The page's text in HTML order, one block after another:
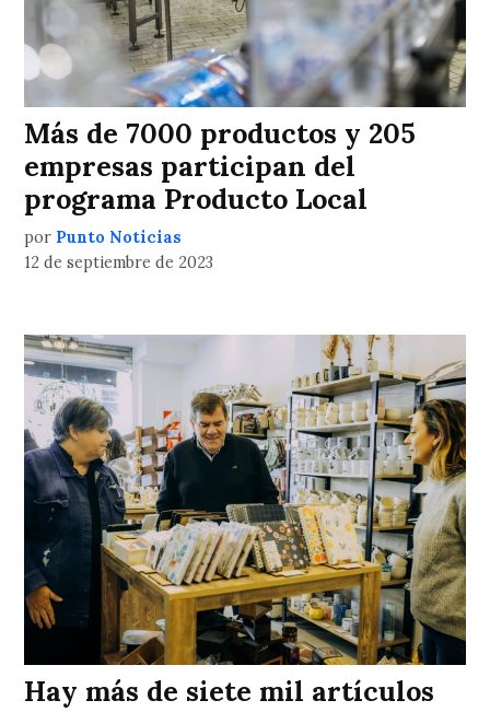
Más de 7000 productos y 205
empresas participan del
programa Producto Local
por Punto Noticias
12 de septiembre de 2023
Hay más de siete mil artículos